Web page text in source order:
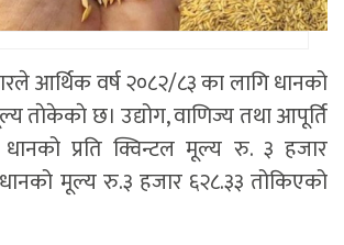
आर्थिक वर्ष २०८२/८३ का लागि धानको
ताेकेकाे छ। उद्योग, वाणिज्य तथा आपूर्ति
धानको प्रति क्विन्टल मूल्य रु. ३ हजार
मूल्य रु.३ हजार ६२८.३३ तोकिएको